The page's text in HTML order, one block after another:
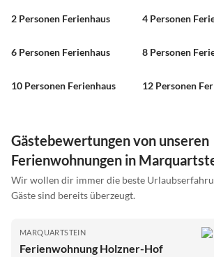
2 Personen Ferienhaus 4 Personen
6 Personen Ferienhaus 8 Personen
10 Personen Ferienhaus 12 Personen
Gästebewertungen von unseren
Ferienwohnungen in
Wir wollen dir immer die beste
Gäste sind bereits überzeugt.
MARQUARTSTEIN
Ferienwohnung Holzner-Hof